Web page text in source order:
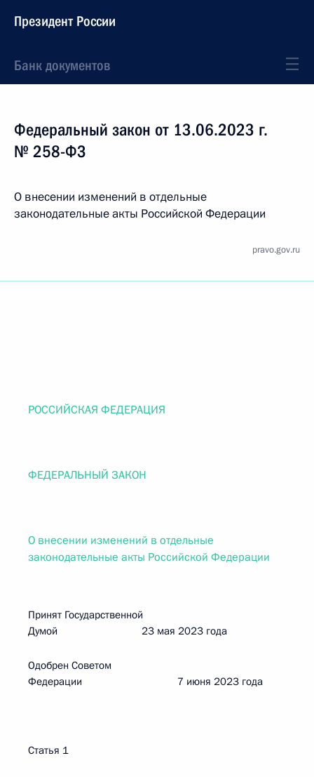
Президент России
Банк документов
Федеральный закон от 13.06.2023 г.
№ 258-ФЗ
О внесении изменений в отдельные
законодательные акты Российской Федерации
pravo.gov.ru
РОССИЙСКАЯ ФЕДЕРАЦИЯ
ФЕДЕРАЛЬНЫЙ ЗАКОН
О внесении изменений в отдельные
законодательные акты Российской Федерации
Принят Государственной
Думой 23 мая 2023 года
Одобрен Советом
Федерации 7 июня 2023 года
Статья 1